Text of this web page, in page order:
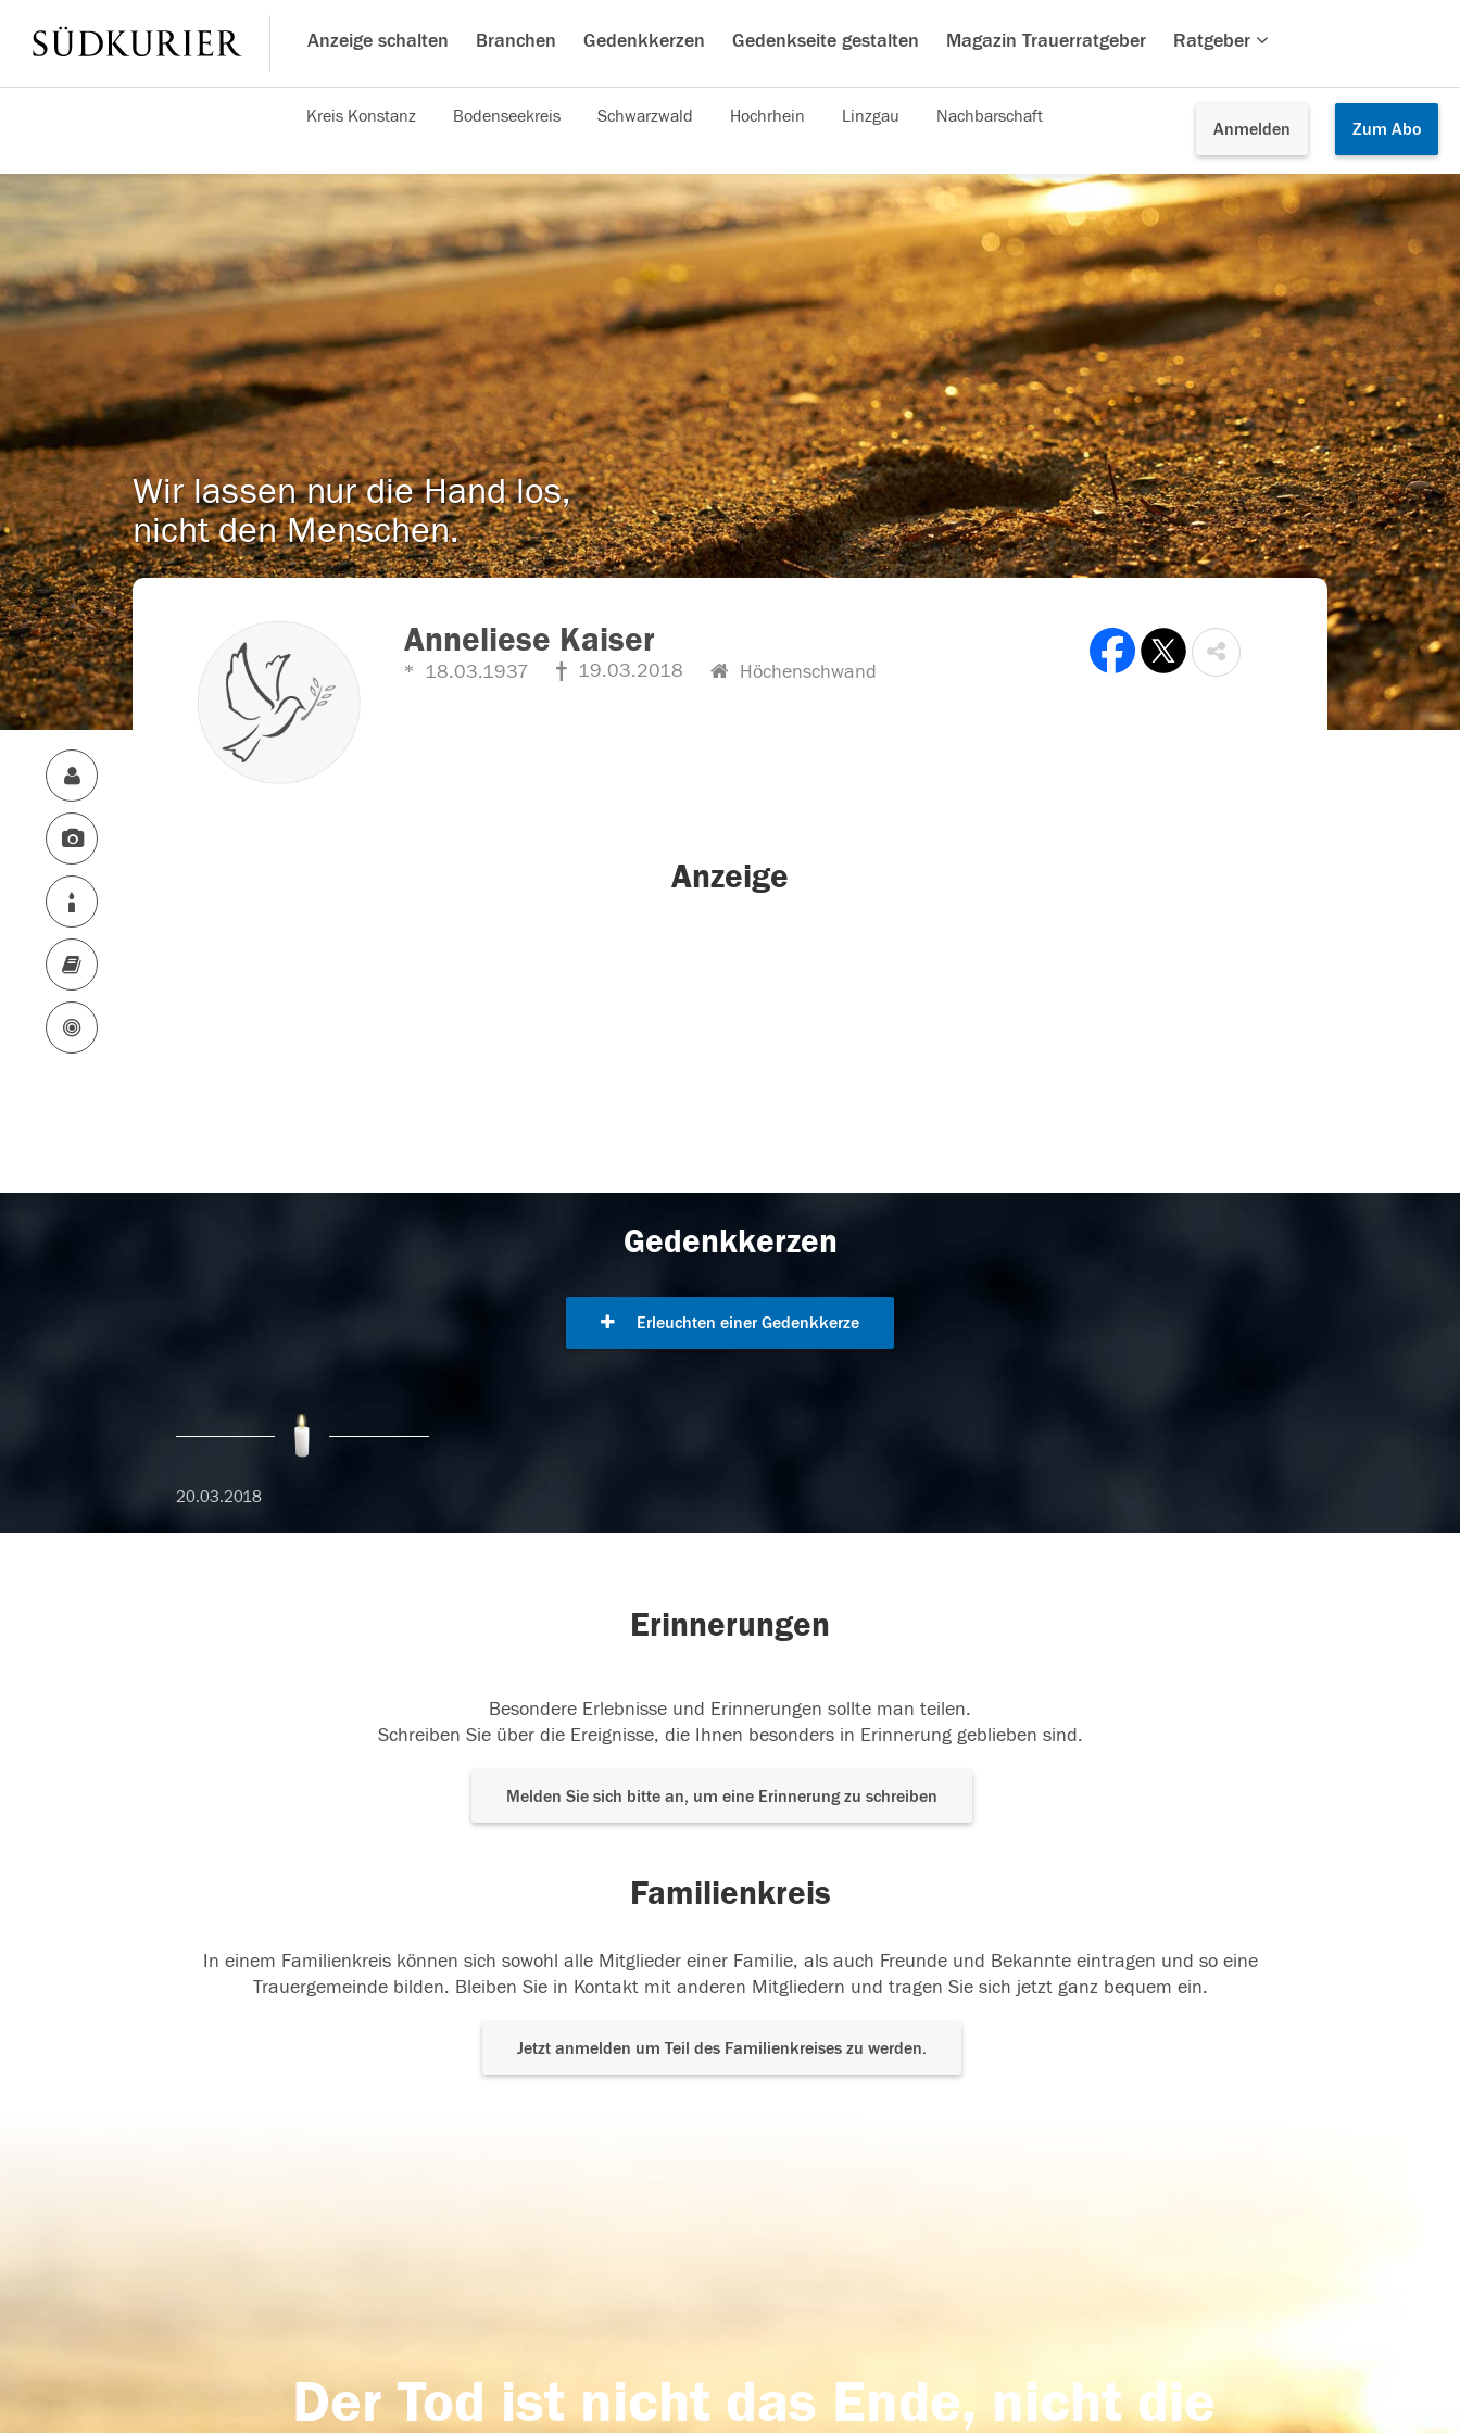
Anzeige schalten Branchen Gedenkkerzen Gedenkseite gestalten Magazin Trauerratgeber Ratgeber
Anmelden Zum Abo
Kreis Konstanz Bodenseekreis Schwarzwald Hochrhein Linzgau Nachbarschaft
Wir lassen nur die Hand los,
nicht den Menschen.
Anneliese Kaiser
18.03.1937 19.03.2018 Höchenschwand
Anzeige
Gedenkkerzen
Erleuchten einer Gedenkkerze
20.03.2018
Erinnerungen
Besondere Erlebnisse und Erinnerungen sollte man teilen.
Schreiben Sie über die Ereignisse, die Ihnen besonders in Erinnerung geblieben sind.
Melden Sie sich bitte an, um eine Erinnerung zu schreiben
Familienkreis
In einem Familienkreis können sich sowohl alle Mitglieder einer Familie, als auch Freunde und Bekannte eintragen und so eine
Trauergemeinde bilden. Bleiben Sie in Kontakt mit anderen Mitgliedern und tragen Sie sich jetzt ganz bequem ein.
Jetzt anmelden um Teil des Familienkreises zu werden.
Der Tod ist nicht das Ende, nicht die